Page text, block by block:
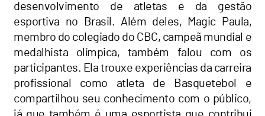
desenvolvimento de atletas e da gestão
esportiva no Brasil. Além deles, Magic Paula,
membro do colegiado do CBC, campeã mundial e
medalhista olímpica, também falou com os
participantes. Ela trouxe experiências da carreira
profissional como atleta de Basquetebol e
compartilhou seu conhecimento com o público,